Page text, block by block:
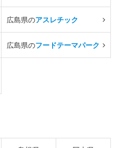
広島県のアスレチック
広島県のフードテーマパーク